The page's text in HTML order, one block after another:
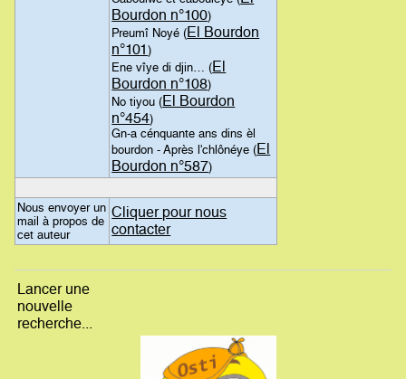
Bourdon n°100)
Preumî Noyé (El Bourdon
n°101)
Ene vîye di djin… (El
Bourdon n°108)
No tiyou (El Bourdon
n°454)
Gn-a cénquante ans dins èl
bourdon - Après l'chlônéye (El
Bourdon n°587)
Nous envoyer un
mail à propos de
cet auteur
Cliquer pour nous
contacter
Lancer une
nouvelle
recherche...